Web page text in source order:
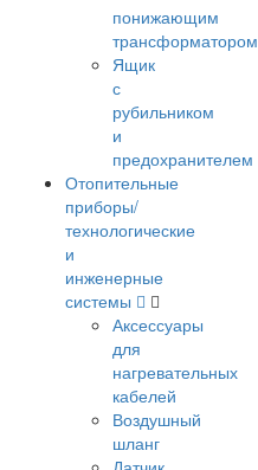
понижающим
трансформатором
Ящик
с
рубильником
и
предохранителем
Отопительные
приборы/
технологические
и
инженерные
системы
Аксессуары
для
нагревательных
кабелей
Воздушный
шланг